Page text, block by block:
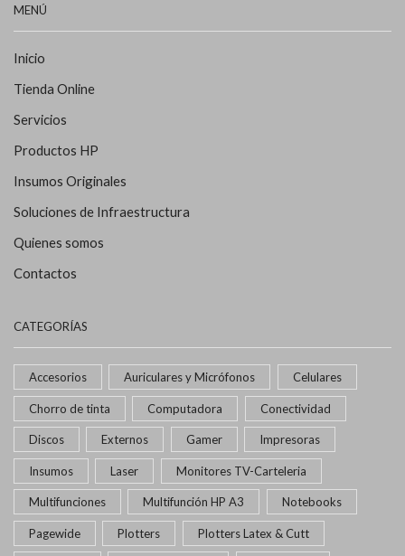
MENÚ
Inicio
Tienda Online
Servicios
Productos HP
Insumos Originales
Soluciones de Infraestructura
Quienes somos
Contactos
CATEGORÍAS
Accesorios Auriculares y Micrófonos Celulares
Chorro de tinta Computadora Conectividad
Discos Externos Gamer Impresoras
Insumos Laser Monitores TV-Carteleria
Multifunciones Multifunción HP A3 Notebooks
Pagewide Plotters Plotters Latex & Cutt